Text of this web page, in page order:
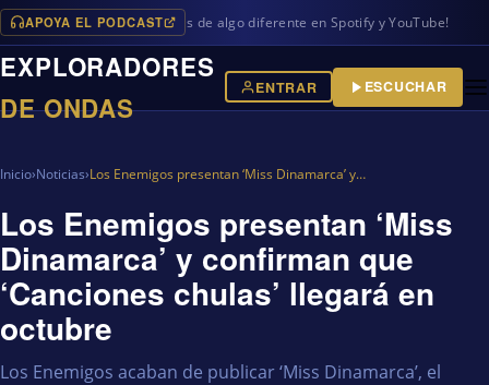
APOYA EL PODCAST
en iVoox, además de algo diferente en Spotify y YouTube!
EXPLORADORES
DE ONDAS
ENTRAR ESCUCHAR
Inicio›Noticias›Los Enemigos presentan ‘Miss Dinamarca’ y…
Los Enemigos presentan ‘Miss
Dinamarca’ y confirman que
‘Canciones chulas’ llegará en
octubre
Los Enemigos acaban de publicar ‘Miss Dinamarca’, el